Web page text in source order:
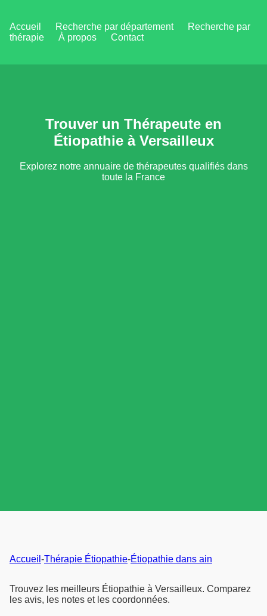
Accueil Recherche par département
Recherche par
thérapie
À propos Contact
Trouver un Thérapeute en
Étiopathie à Versailleux
Explorez notre annuaire de thérapeutes qualifiés dans
toute la France
Accueil -Thérapie Étiopathie-Étiopathie dans ain
Trouvez les meilleurs Étiopathie à Versailleux. Comparez
les avis, les notes et les coordonnées.